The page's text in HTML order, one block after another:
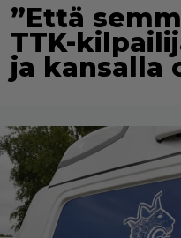
”Että
TTK-
ja kansalla